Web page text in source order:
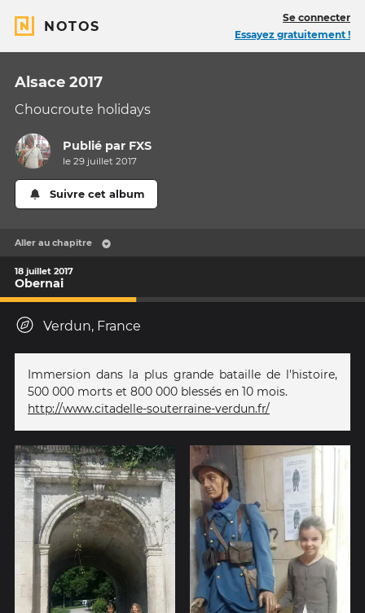
NOTOS
Se connecter
Essayez gratuitement !
Alsace 2017
Choucroute holidays
Publié par FXS
le 29 juillet 2017
Suivre cet album
Aller au chapitre
18 juillet 2017
Obernai
Verdun, France
Immersion dans la plus grande bataille de l'histoire,
500 000 morts et 800 000 blessés en 10 mois.
http://www.citadelle-souterraine-verdun.fr/